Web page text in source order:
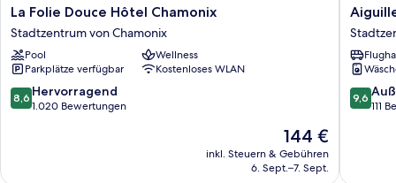
La
Folie
Douce
Hôtel
Chamonix
Stadtzentrum
von
La Folie Douce Hôtel Chamonix
Stadtzentrum von Chamonix
Pool
Wellness
Parkplätze verfügbar
Kostenloses WLAN
8.6
von
8,6 Hervorragend
1.020 Bewertungen
Der
Preis
beträgt
144 €
inkl. Steuern & Gebühren
6. Sept.–7. Sept.
Aiguille
Verte
&
spa
von
9.6
von
9,6
111